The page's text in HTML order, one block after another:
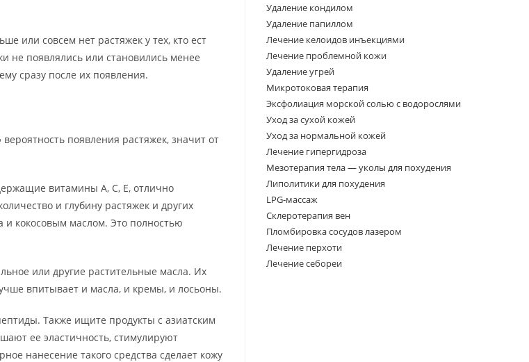
или совсем нет растяжек у тех, кто ест
не появлялись или становились менее
сразу после их появления.
появления растяжек, значит от
витамины А, С, Е, отлично
и глубину растяжек и других
и кокосовым маслом. Это полностью
или другие растительные масла. Их
впитывает и масла, и кремы, и лосьоны.
Также ищите продукты с азиатским
ее эластичность, стимулируют
нанесение такого средства сделает кожу
Удаление кондилом
Удаление папиллом
Лечение келоидов инъекциями
Лечение проблемной кожи
Удаление угрей
Микротоковая терапия
Эксфолиация морской солью с водорослями
Уход за сухой кожей
Уход за нормальной кожей
Лечение гипергидроза
Мезотерапия тела — уколы для похудения
Липолитики для похудения
LPG-массаж
Склеротерапия вен
Пломбировка сосудов лазером
Лечение перхоти
Лечение себореи